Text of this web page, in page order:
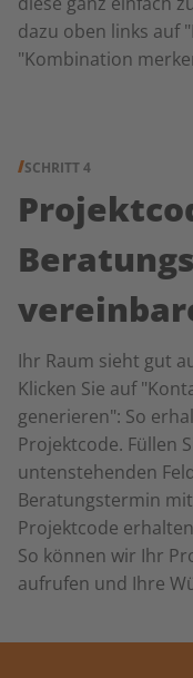
dazu oben links auf
"Kombination
SCHRITT 4
Ihr Raum sieht gut
Klicken Sie auf
generieren": So
Projektcode. Füllen
untenstehenden
Beratungstermin
Projektcode
So können wir Ihr
aufrufen und Ihre